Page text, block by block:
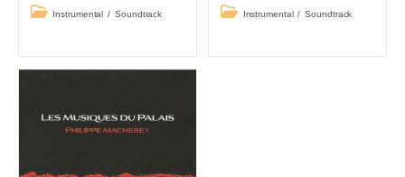
PostInstrumental / Soundtrack
PostInstrumental / Soundtrack